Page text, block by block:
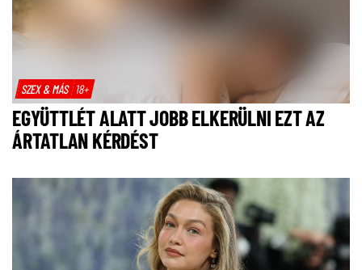
SZEX & MÁS 18+
EGYÜTTLÉT ALATT JOBB ELKERÜLNI EZT AZ
ÁRTATLAN KÉRDÉST